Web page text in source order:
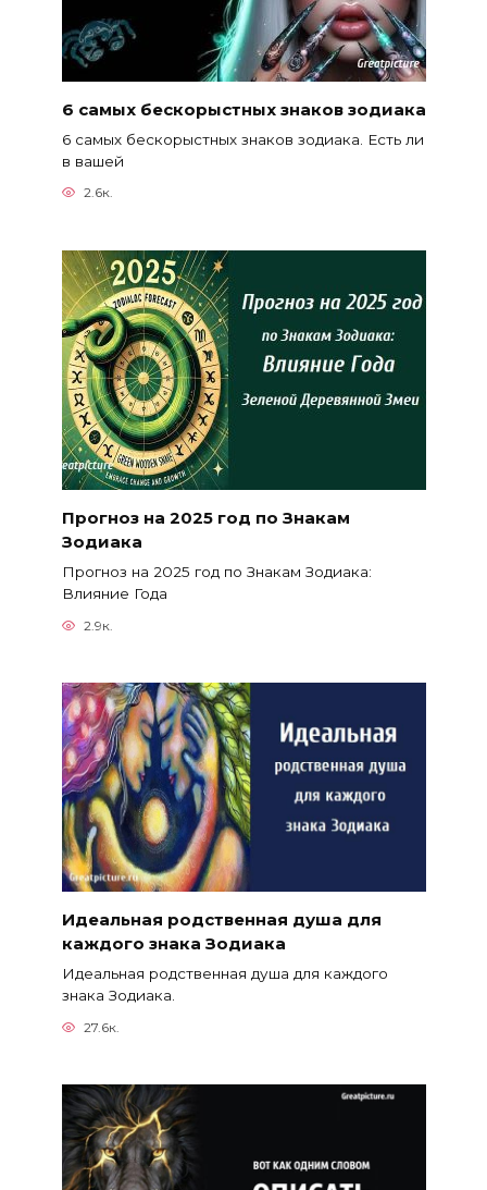
6 самых бескорыстных знаков зодиака
6 самых бескорыстных знаков зодиака. Есть ли
в вашей
2.6к.
Прогноз на 2025 год по Знакам
Зодиака
Прогноз на 2025 год по Знакам Зодиака:
Влияние Года
2.9к.
Идеальная родственная душа для
каждого знака Зодиака
Идеальная родственная душа для каждого
знака Зодиака.
27.6к.